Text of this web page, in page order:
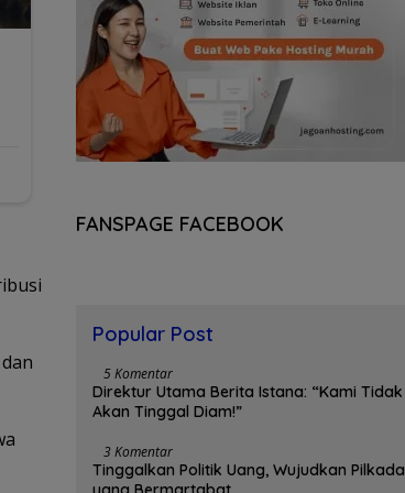
FANSPAGE FACEBOOK
Popular Post
5 Komentar
Direktur Utama Berita Istana: “Kami Tidak
Akan Tinggal Diam!”
3 Komentar
Tinggalkan Politik Uang, Wujudkan Pilkada